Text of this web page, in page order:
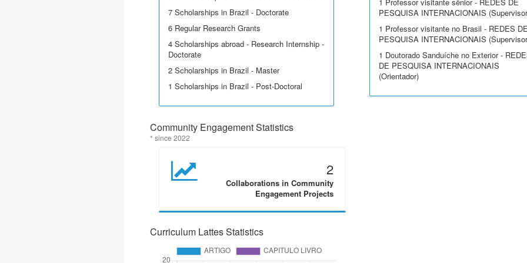
7 Scholarships in Brazil - Doctorate
6 Regular Research Grants
4 Scholarships abroad - Research Internship -
Doctorate
2 Scholarships in Brazil - Master
1 Scholarships in Brazil - Post-Doctoral
PESQUISA INTERNACIONAIS
1 Professor visitante no Brasil - REDES DE
PESQUISA INTERNACIONAIS
1 Doutorado Sanduíche no Exterior -
DE PESQUISA INTERNACIONAIS
(Orientador)
Community Engagement Statistics
* since 2022
2
Collaborations in Community
Engagement Projects
Curriculum Lattes Statistics